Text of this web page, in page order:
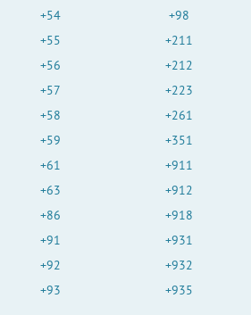
+54
+55
+56
+57
+58
+59
+61
+63
+86
+91
+92
+93
+98
+211
+212
+223
+261
+351
+911
+912
+918
+931
+932
+935